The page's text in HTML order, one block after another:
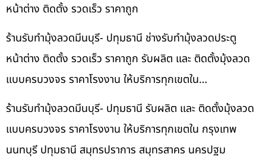
หน้าต่าง ติดตั้ง รวดเร็ว ราคาถูก
ร้านรับทำมุ้งลวดมีนบุรี- ปทุมธานี ช่างรับทำมุ้งลวดประตู
หน้าต่าง ติดตั้ง รวดเร็ว ราคาถูก รับผลิต และ ติดตั้งมุ้งลวด
แบบครบวงจร ราคาโรงงาน ให้บริการทุกเขตใน…
ร้านรับทำมุ้งลวดมีนบุรี- ปทุมธานี รับผลิต และ ติดตั้งมุ้งลวด
แบบครบวงจร ราคาโรงงาน ให้บริการทุกเขตใน กรุงเทพ
นนทบุรี ปทุมธานี สมุทรปราการ สมุทรสาคร นครปฐม